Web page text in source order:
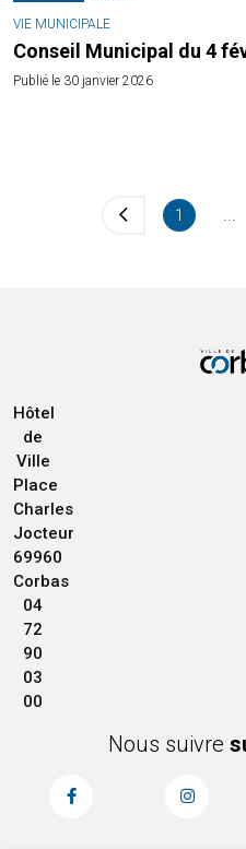
VIE MUNICIPALE
Conseil Municipal du 4
Publié le 30 janvier 2026
1 ...
Hôtel
de
Ville
Place
Charles
Jocteur
69960
Corbas
04
72
90
03
00
Nous suivre